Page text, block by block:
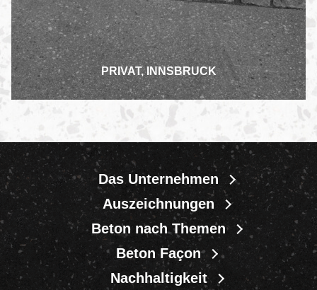
PRIVAT, INNSBRUCK
Das Unternehmen
Auszeichnungen
Beton nach Themen
Beton Façon
Nachhaltigkeit